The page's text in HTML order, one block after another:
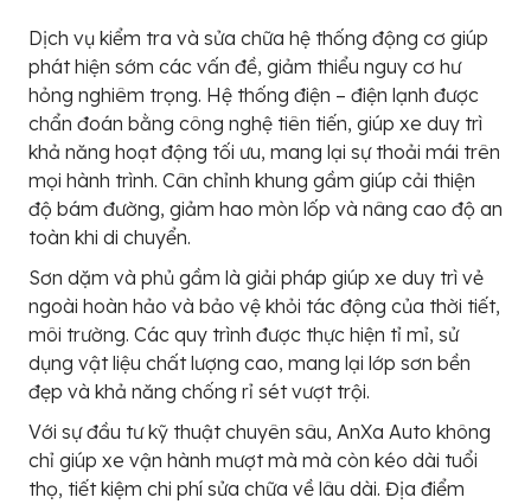
Dịch vụ kiểm tra và sửa chữa hệ thống động cơ giúp
phát hiện sớm các vấn đề, giảm thiểu nguy cơ hư
hỏng nghiêm trọng. Hệ thống điện – điện lạnh được
chẩn đoán bằng công nghệ tiên tiến, giúp xe duy trì
khả năng hoạt động tối ưu, mang lại sự thoải mái trên
mọi hành trình. Cân chỉnh khung gầm giúp cải thiện
độ bám đường, giảm hao mòn lốp và nâng cao độ an
toàn khi di chuyển.
Sơn dặm và phủ gầm là giải pháp giúp xe duy trì vẻ
ngoài hoàn hảo và bảo vệ khỏi tác động của thời tiết,
môi trường. Các quy trình được thực hiện tỉ mỉ, sử
dụng vật liệu chất lượng cao, mang lại lớp sơn bền
đẹp và khả năng chống rỉ sét vượt trội.
Với sự đầu tư kỹ thuật chuyên sâu, AnXa Auto không
chỉ giúp xe vận hành mượt mà mà còn kéo dài tuổi
thọ, tiết kiệm chi phí sửa chữa về lâu dài. Địa điểm